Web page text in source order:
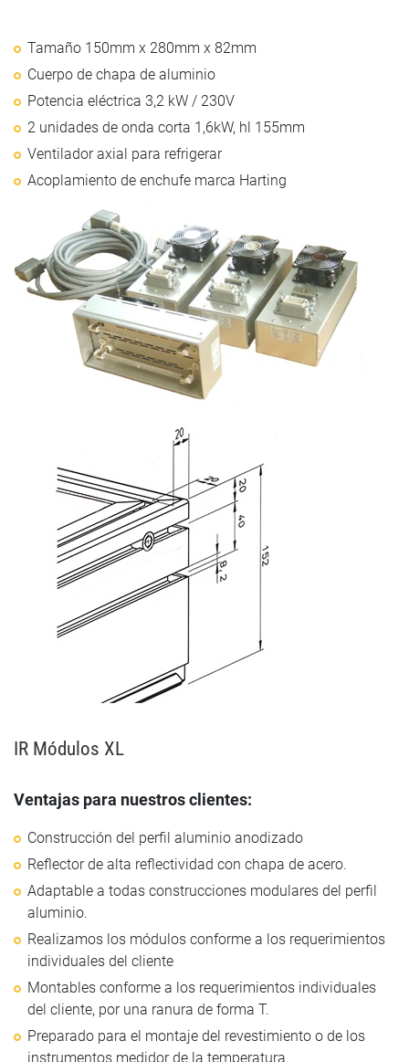
Tamaño 150mm x 280mm x 82mm
Cuerpo de chapa de aluminio
Potencia eléctrica 3,2 kW / 230V
2 unidades de onda corta 1,6kW, hl 155mm
Ventilador axial para refrigerar
Acoplamiento de enchufe marca Harting
IR Módulos XL
Ventajas para nuestros clientes:
Construcción del perfil aluminio anodizado
Reflector de alta reflectividad con chapa de acero.
Adaptable a todas construcciones modulares del perfil
aluminio.
Realizamos los módulos conforme a los requerimientos
individuales del cliente
Montables conforme a los requerimientos individuales
del cliente, por una ranura de forma T.
Preparado para el montaje del revestimiento o de los
instrumentos medidor de la temperatura.